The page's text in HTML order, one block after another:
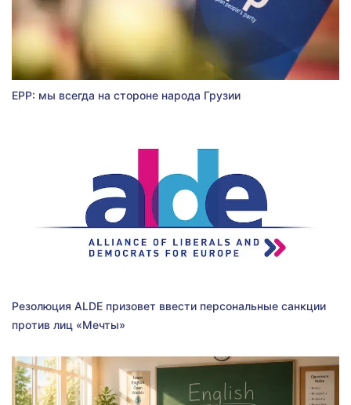
EPP: мы всегда на стороне народа Грузии
Резолюция ALDE призовет ввести персональные санкции
против лиц «Мечты»